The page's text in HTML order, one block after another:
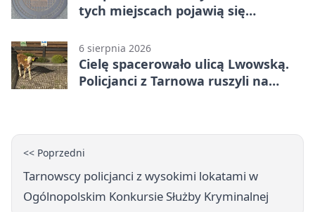
tych miejscach pojawią się
6 sierpnia 2026
Cielę spacerowało ulicą Lwowską.
Policjanci z Tarnowa ruszyli na
<< Poprzedni
Tarnowscy policjanci z wysokimi lokatami w
Ogólnopolskim Konkursie Służby Kryminalnej